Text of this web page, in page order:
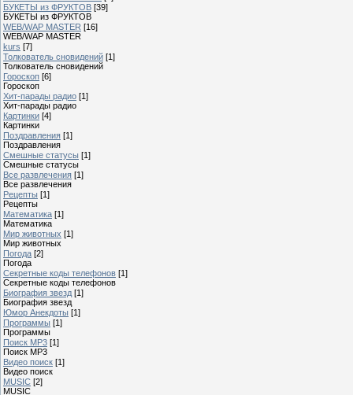
БУКЕТЫ из ФРУКТОВ [39]
БУКЕТЫ из ФРУКТОВ
WEB/WAP MASTER [16]
WEB/WAP MASTER
kurs [7]
Толкователь сновидений [1]
Толкователь сновидений
Гороскоп [6]
Гороскоп
Хит-парады радио [1]
Хит-парады радио
Картинки [4]
Картинки
Поздравления [1]
Поздравления
Смешные статусы [1]
Смешные статусы
Все развлечения [1]
Все развлечения
Рецепты [1]
Рецепты
Математика [1]
Математика
Мир животных [1]
Мир животных
Погода [2]
Погода
Секретные коды телефонов [1]
Секретные коды телефонов
Биография звезд [1]
Биография звезд
Юмор Анекдоты [1]
Программы [1]
Программы
Поиск MP3 [1]
Поиск MP3
Видео поиск [1]
Видео поиск
MUSIC [2]
MUSIC